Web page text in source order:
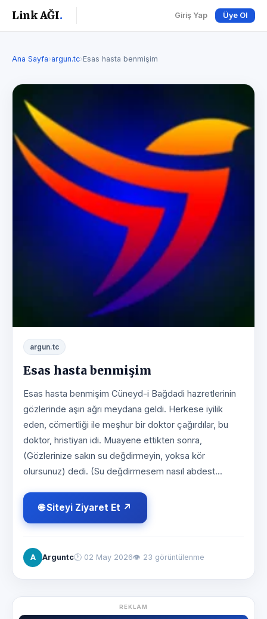
Link AĞI. Giriş Yap Üye Ol
Ana Sayfa›argun.tc›Esas hasta benmişim
argun.tc
Esas hasta benmişim
Esas hasta benmişim Cüneyd-i Bağdadi hazretlerinin
gözlerinde aşırı ağrı meydana geldi. Herkese iyilik
eden, cömertliği ile meşhur bir doktor çağırdılar, bu
doktor, hristiyan idi. Muayene ettikten sonra,
(Gözlerinize sakın su değdirmeyin, yoksa kör
olursunuz) dedi. (Su değdirmesem nasıl abdest...
🌐 Siteyi Ziyaret Et ↗
A Arguntc🕐 02 May 2026👁 23 görüntülenme
REKLAM